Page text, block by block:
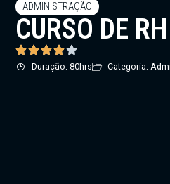
ADMINISTRAÇÃO
CURSO DE
Duração: 80hrs Categoria: